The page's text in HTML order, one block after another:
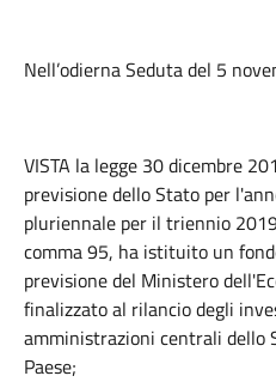
Nell’odierna Seduta del 5
VISTA la legge 30 dicembre
previsione dello Stato per
pluriennale per il triennio
comma 95, ha istituito un
previsione del Ministero
finalizzato al rilancio degli
amministrazioni centrali dello
Paese;